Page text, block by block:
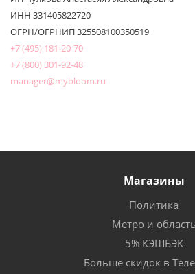
ИНН 331405822720
ОГРН/ОГРНИП 325508100350519
+7 (495) 181-20-70
+7 (800) 301-92-48
manager@mybloom.ru
Магазины
Политика
Метро и область
5% КЭШБЭК
Больше скидок в